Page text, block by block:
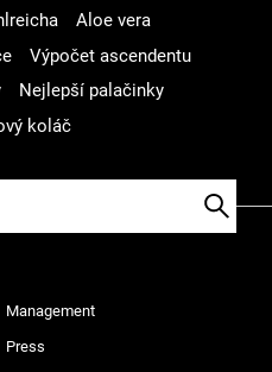
Aloe vera
Výpočet ascendentu
Nejlepší palačinky
koláč
Management
Press